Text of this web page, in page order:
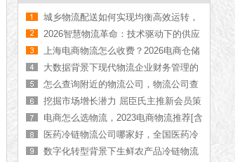
城乡物流配送如何实现均衡高效运转，
看完你就懂了
2026智慧物流革命：技术驱动下的供应
链新生态
上海电商物流怎么收费？2026电商仓储
+配送报价【最新更新】
大数据背景下现代物流企业财务管理的
优化和思考
怎么查询附近的物流公司，物流公司查
询方法【实时更新】
挖掘市场增长潜力 屈臣氏主推新会员策
略
电商怎么选物流，2023电商物流推荐[含
公司名单]
医药冷链物流公司哪家好，全国医药冷
链物流公司推荐【上门取货】
数字化转型背景下生鲜农产品冷链物流